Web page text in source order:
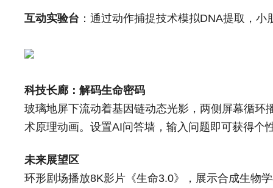
互动实验台 ：通过动作捕捉技术模拟DNA提取，小
科技长廊：解码生命密码
玻璃地屏下流动着基因链动态光影，两侧屏幕循环
术原理动画。设置AI问答墙，输入问题即可获得个
未来展望区
环形剧场播放8K影片《生命3.0》，展示合成生物